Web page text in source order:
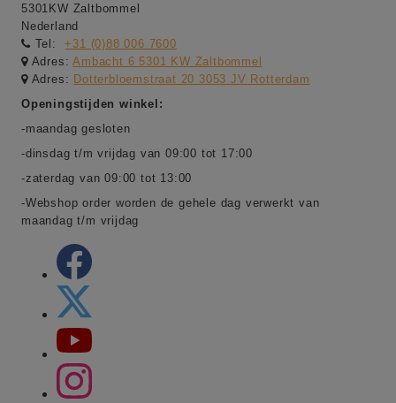
5301KW Zaltbommel
Nederland
Tel:
+31 (0)88 006 7600
Adres:Ambacht 6 5301 KW Zaltbommel
Adres: Dotterbloemstraat 20 3053 JV Rotterdam
Openingstijden winkel:
-maandag gesloten
-dinsdag t/m vrijdag van 09:00 tot 17:00
-zaterdag van 09:00 tot 13:00
-Webshop order worden de gehele dag verwerkt van
maandag t/m vrijdag